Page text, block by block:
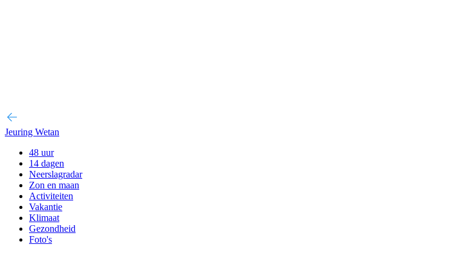
Jeuring Wetan
48 uur
14 dagen
Neerslagradar
Zon en maan
Activiteiten
Vakantie
Klimaat
Gezondheid
Foto's